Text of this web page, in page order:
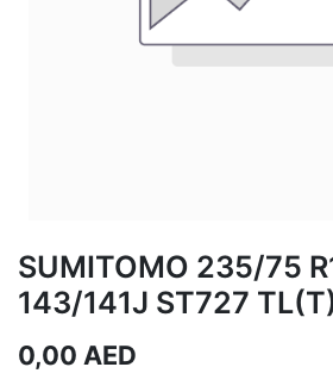
SUMITOMO 235/75
143/141J ST727
0,00 AED